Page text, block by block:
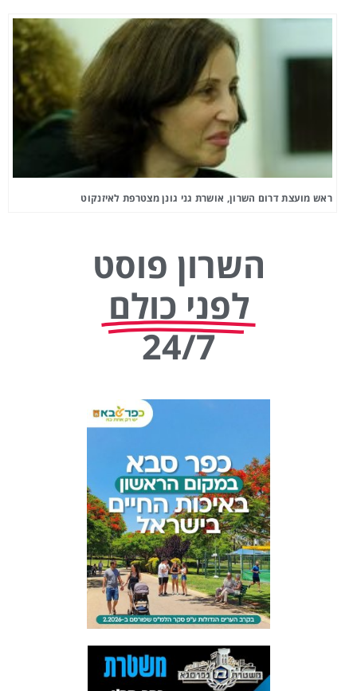
ראש מועצת דרום השרון, אושרת גני גונן מצטרפת לאיזנקוט
השרון פוסט
לפני כולם
24/7